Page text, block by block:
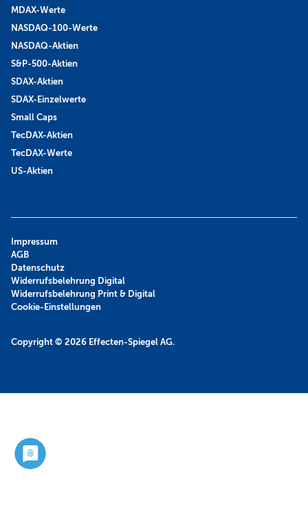
MDAX-Werte
NASDAQ-100-Werte
NASDAQ-Aktien
S&P-500-Aktien
SDAX-Aktien
SDAX-Einzelwerte
Small Caps
TecDAX-Aktien
TecDAX-Werte
US-Aktien
Copyright © 2026 Effecten-Spiegel AG.
Impressum
AGB
Datenschutz
Widerrufsbelehrung Digital
Widerrufsbelehrung Print & Digital
Cookie-Einstellungen